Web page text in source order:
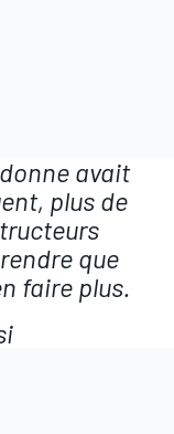
avait
plus de
que
faire plus.